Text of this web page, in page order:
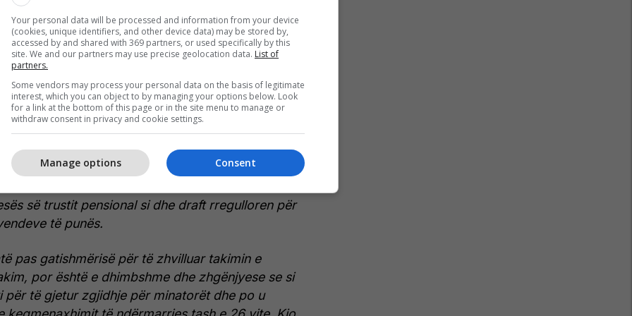
ju rënduar situata", thuhet në njoftim.
postimin e plotë të Sindikatës:
si sindikatë për t’u takuar me bordin mbikëqyrës
situatën aktuale të minatorëve dhe gjendjen
kushteve të punës, largimet e shumta që po
pa procedura ligjore, për shkak të dështimit të
për të cilë nuk po merr askush
së trustit pensional si dhe draft rregulloren për
të punës.
pas gatishmërisë për të zhvilluar takimin e
por është e dhimbshme dhe zhgënjyese se si
për të gjetur zgjidhje për minatorët dhe po u
Your personal data will be processed and information from your device
(cookies, unique identifiers, and other device data) may be stored by,
accessed by and shared with 369 partners, or used specifically by this
site. We and our partners may use precise geolocation data. List of
partners.
Some vendors may process your personal data on the basis of legitimate
interest, which you can object to by managing your options below. Look
for a link at the bottom of this page or in the site menu to manage or
withdraw consent in privacy and cookie settings.
Consent
Manage options